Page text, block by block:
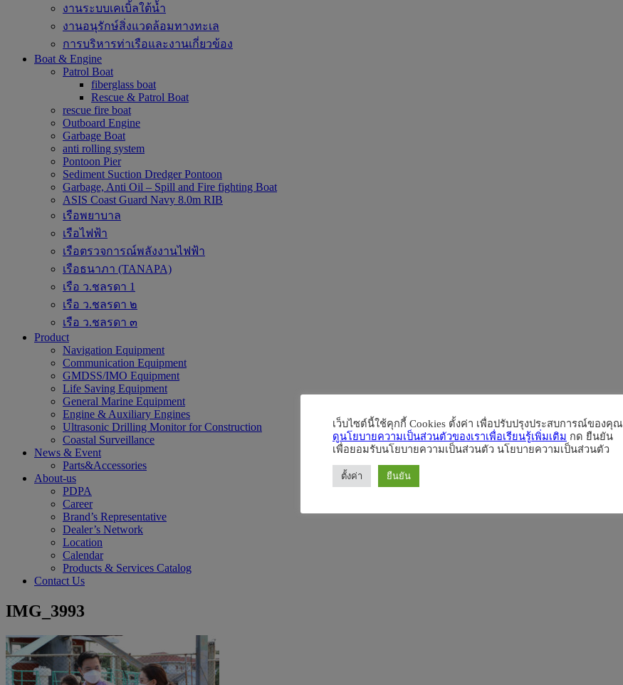
งานระบบเคเบิ้ลใต้น้ำ
งานอนุรักษ์สิ่งแวดล้อมทางทะเล
การบริหารท่าเรือและงานเกี่ยวข้อง
Boat & Engine
Patrol Boat
fiberglass boat
Rescue & Patrol Boat
rescue fire boat
Outboard Engine
Garbage Boat
anti rolling system
Pontoon Pier
Sediment Suction Dredger Pontoon
Garbage, Anti Oil – Spill and Fire fighting Boat
ASIS Coast Guard Navy 8.0m RIB
เรือพยาบาล
เรือไฟฟ้า
เรือตรวจการณ์พลังงานไฟฟ้า
เรือธนาภา (TANAPA)
เรือ ว.ชลรดา 1
เรือ ว.ชลรดา ๒
เรือ ว.ชลรดา ๓
Product
Navigation Equipment
Communication Equipment
GMDSS/IMO Equipment
Life Saving Equipment
General Marine Equipment
Engine & Auxiliary Engines
Ultrasonic Drilling Monitor for Construction
Coastal Surveillance
News & Event
Parts&Accessories
About-us
PDPA
Career
Brand’s Representative
Dealer’s Network
Location
Calendar
Products & Services Catalog
Contact Us
IMG_3993
เว็บไซต์นี้ใช้คุกกี้ Cookies ตั้งค่า เพื่อปรับปรุงประสบการณ์ของคุณ
ดูนโยบายความเป็นส่วนตัวของเราเพื่อเรียนรู้เพิ่มเติม กด ยืนยัน
เพื่อยอมรับนโยบายความเป็นส่วนตัว นโยบายความเป็นส่วนตัว
ตั้งค่า ยืนยัน